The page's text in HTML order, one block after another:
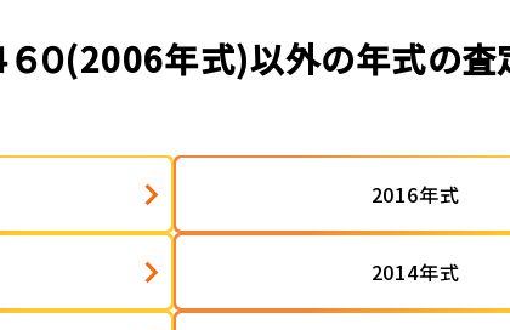
６０(2006年式)以外の年式の
2016年式
2014年式